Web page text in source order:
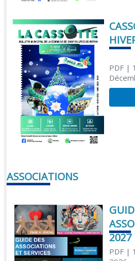
PDF|
ASSOCIATIONS
2027
PDF|